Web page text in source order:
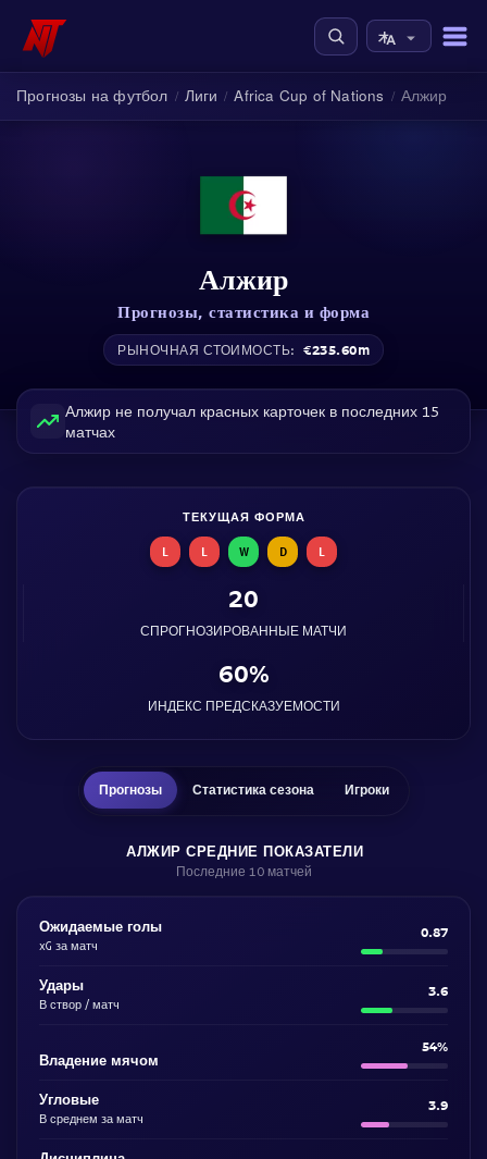
Прогнозы на футбол / Лиги / Africa Cup of Nations / Алжир
Алжир
Прогнозы, статистика и форма
РЫНОЧНАЯ СТОИМОСТЬ: €235.60m
Алжир не получал красных карточек в последних 15
матчах
ТЕКУЩАЯ ФОРМА
L L W D L
20
СПРОГНОЗИРОВАННЫЕ МАТЧИ
60%
ИНДЕКС ПРЕДСКАЗУЕМОСТИ
Прогнозы Статистика сезона Игроки
АЛЖИР СРЕДНИЕ ПОКАЗАТЕЛИ
Последние 10 матчей
Ожидаемые голы
xG за матч
0.87
Удары
В створ / матч
3.6
Владение мячом
54%
Угловые
В среднем за матч
3.9